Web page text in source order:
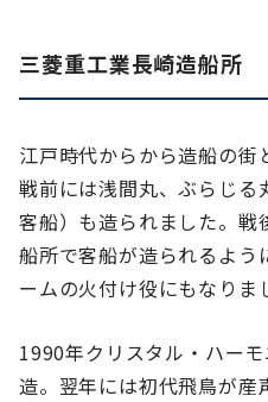
三菱重工業長崎造船所
江戸時代からから造船の街
戦前には浅間丸、ぶらじる
客船）も造られました。戦
船所で客船が造られるよう
ームの火付け役にもなりま
1990年クリスタル・ハー
造。翌年には初代飛鳥が産